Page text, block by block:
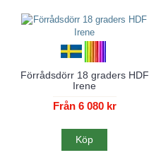
Förrådsdörr 18 graders HDF
Irene
Från 6 080 kr
Köp